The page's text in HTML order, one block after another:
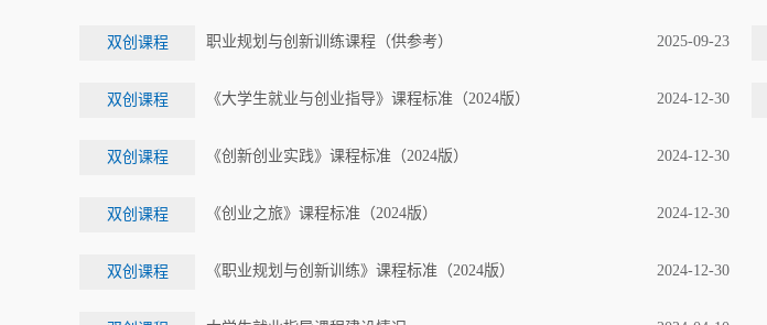
双创课程 2025-09-23
职业规划与创新训练课程（供参考）
双创课程 2024-12-30
《大学生就业与创业指导》课程标准（2024版）
双创课程 2024-12-30
《创新创业实践》课程标准（2024版）
双创课程 2024-12-30
《创业之旅》课程标准（2024版）
双创课程 2024-12-30
《职业规划与创新训练》课程标准（2024版）